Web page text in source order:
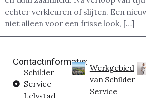
echter verkleuren of slijten. Een
niet alleen voor een frisse look, […]
Contactinformatie:
Schilder
Service
Lelystad
Werkgebied
van Schilder
Service